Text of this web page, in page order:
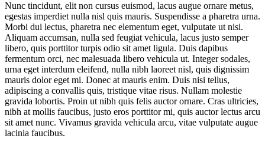
Nunc tincidunt, elit non cursus euismod, lacus augue ornare metus,
egestas imperdiet nulla nisl quis mauris. Suspendisse a pharetra urna.
Morbi dui lectus, pharetra nec elementum eget, vulputate ut nisi.
Aliquam accumsan, nulla sed feugiat vehicula, lacus justo semper
libero, quis porttitor turpis odio sit amet ligula. Duis dapibus
fermentum orci, nec malesuada libero vehicula ut. Integer sodales,
urna eget interdum eleifend, nulla nibh laoreet nisl, quis dignissim
mauris dolor eget mi. Donec at mauris enim. Duis nisi tellus,
adipiscing a convallis quis, tristique vitae risus. Nullam molestie
gravida lobortis. Proin ut nibh quis felis auctor ornare. Cras ultricies,
nibh at mollis faucibus, justo eros porttitor mi, quis auctor lectus arcu
sit amet nunc. Vivamus gravida vehicula arcu, vitae vulputate augue
lacinia faucibus.